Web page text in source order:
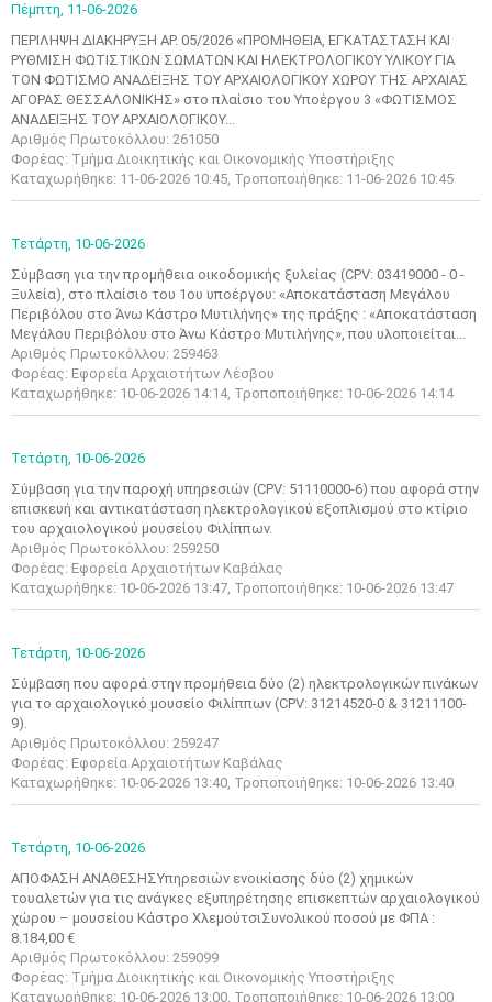
Πέμπτη, 11-06-2026
ΠΕΡΙΛΗΨΗ ΔΙΑΚΗΡΥΞΗ ΑΡ. 05/2026 «ΠΡΟΜΗΘΕΙΑ, ΕΓΚΑΤΑΣΤΑΣΗ ΚΑΙ
ΡΥΘΜΙΣΗ ΦΩΤΙΣΤΙΚΩΝ ΣΩΜΑΤΩΝ ΚΑΙ ΗΛΕΚΤΡΟΛΟΓΙΚΟΥ ΥΛΙΚΟΥ ΓΙΑ
ΤΟΝ ΦΩΤΙΣΜΟ ΑΝΑΔΕΙΞΗΣ ΤΟΥ ΑΡΧΑΙΟΛΟΓΙΚΟΥ ΧΩΡΟΥ ΤΗΣ ΑΡΧΑΙΑΣ
ΑΓΟΡΑΣ ΘΕΣΣΑΛΟΝΙΚΗΣ» στο πλαίσιο του Υποέργου 3 «ΦΩΤΙΣΜΟΣ
ΑΝΑΔΕΙΞΗΣ ΤΟΥ ΑΡΧΑΙΟΛΟΓΙΚΟΥ...
Αριθμός Πρωτοκόλλου: 261050
Φορέας: Τμήμα Διοικητικής και Οικονομικής Υποστήριξης
Καταχωρήθηκε: 11-06-2026 10:45, Τροποποιήθηκε: 11-06-2026 10:45
Τετάρτη, 10-06-2026
Σύμβαση για την προμήθεια οικοδομικής ξυλείας (CPV: 03419000 - 0 -
Ξυλεία), στο πλαίσιο του 1ου υποέργου: «Αποκατάσταση Μεγάλου
Περιβόλου στο Άνω Κάστρο Μυτιλήνης» της πράξης : «Αποκατάσταση
Μεγάλου Περιβόλου στο Άνω Κάστρο Μυτιλήνης», που υλοποιείται...
Αριθμός Πρωτοκόλλου: 259463
Φορέας: Εφορεία Αρχαιοτήτων Λέσβου
Καταχωρήθηκε: 10-06-2026 14:14, Τροποποιήθηκε: 10-06-2026 14:14
Τετάρτη, 10-06-2026
Σύμβαση για την παροχή υπηρεσιών (CPV: 51110000-6) που αφορά στην
επισκευή και αντικατάσταση ηλεκτρολογικού εξοπλισμού στο κτίριο
του αρχαιολογικού μουσείου Φιλίππων.
Αριθμός Πρωτοκόλλου: 259250
Φορέας: Εφορεία Αρχαιοτήτων Καβάλας
Καταχωρήθηκε: 10-06-2026 13:47, Τροποποιήθηκε: 10-06-2026 13:47
Τετάρτη, 10-06-2026
Σύμβαση που αφορά στην προμήθεια δύο (2) ηλεκτρολογικών πινάκων
για το αρχαιολογικό μουσείο Φιλίππων (CPV: 31214520-0 & 31211100-
9).
Αριθμός Πρωτοκόλλου: 259247
Φορέας: Εφορεία Αρχαιοτήτων Καβάλας
Καταχωρήθηκε: 10-06-2026 13:40, Τροποποιήθηκε: 10-06-2026 13:40
Τετάρτη, 10-06-2026
ΑΠΟΦΑΣΗ ΑΝΑΘΕΣΗΣΥπηρεσιών ενοικίασης δύο (2) χημικών
τουαλετών για τις ανάγκες εξυπηρέτησης επισκεπτών αρχαιολογικού
χώρου – μουσείου Κάστρο ΧλεμούτσιΣυνολικού ποσού με ΦΠΑ :
8.184,00 €
Αριθμός Πρωτοκόλλου: 259099
Φορέας: Τμήμα Διοικητικής και Οικονομικής Υποστήριξης
Καταχωρήθηκε: 10-06-2026 13:00, Τροποποιήθηκε: 10-06-2026 13:00
•